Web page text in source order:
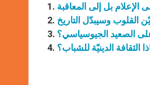
الإعلام بل إلى المعاقبة
الصعيد الجيوسياسي؟
الثقافة الدينيّة للشباب؟